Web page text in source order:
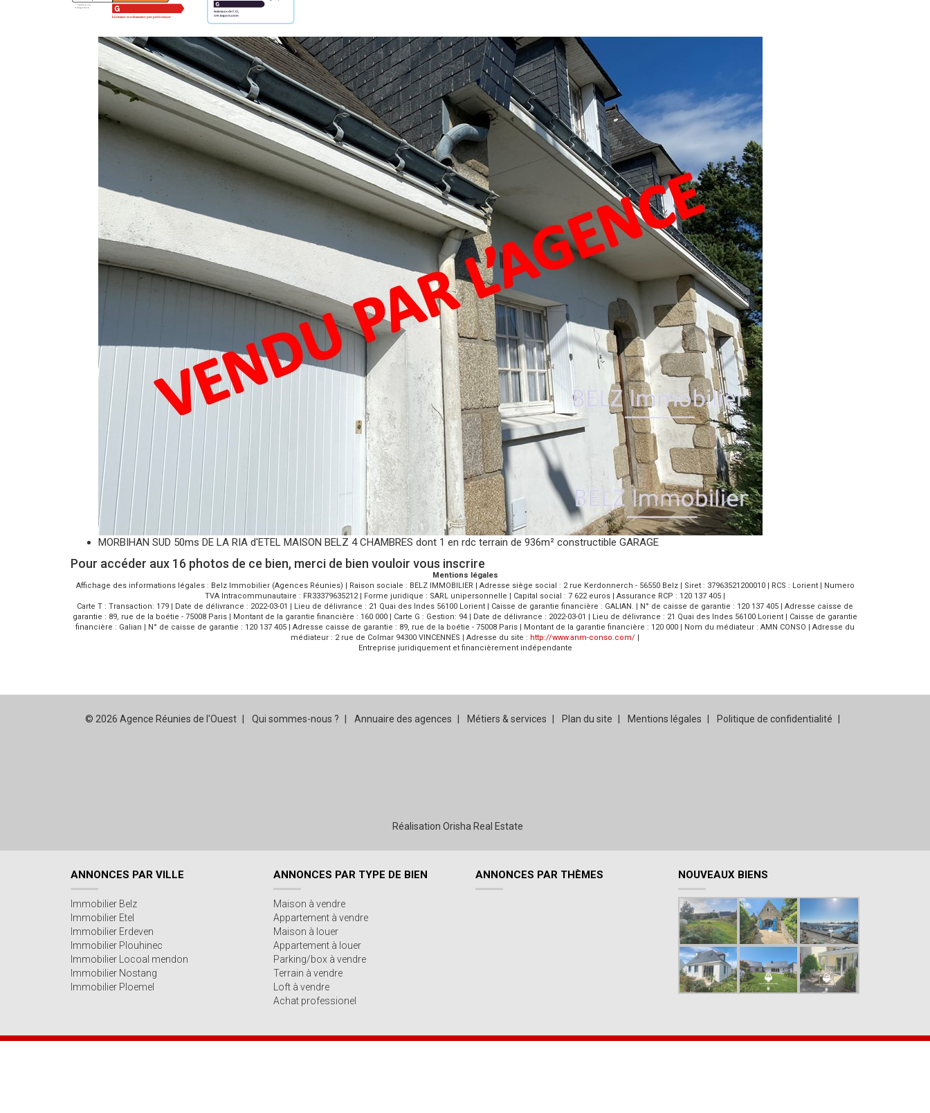
MORBIHAN SUD 50ms DE LA RIA d'ETEL MAISON BELZ 4 CHAMBRES dont 1 en rdc terrain de 936m² constructible GARAGE
Pour accéder aux 16 photos de ce bien, merci de bien vouloir vous inscrire
Mentions légales
Affichage des informations légales : Belz Immobilier (Agences Réunies) | Raison sociale : BELZ IMMOBILIER | Adresse siège social : 2 rue Kerdonnerch - 56550 Belz | Siret : 37963521200010 | RCS : Lorient | Numero
TVA Intracommunautaire : FR33379635212 | Forme juridique : SARL unipersonnelle | Capital social : 7 622 euros | Assurance RCP : 120 137 405 |
Carte T : Transaction: 179 | Date de délivrance : 2022-03-01 | Lieu de délivrance : 21 Quai des Indes 56100 Lorient | Caisse de garantie financière : GALIAN. | N° de caisse de garantie : 120 137 405 | Adresse caisse de
garantie : 89, rue de la boétie - 75008 Paris | Montant de la garantie financière : 160 000 | Carte G : Gestion: 94 | Date de délivrance : 2022-03-01 | Lieu de délivrance : 21 Quai des Indes 56100 Lorient | Caisse de garantie
financière : Galian | N° de caisse de garantie : 120 137 405 | Adresse caisse de garantie : 89, rue de la boétie - 75008 Paris | Montant de la garantie financière : 120 000 | Nom du médiateur : AMN CONSO | Adresse du
médiateur : 2 rue de Colmar 94300 VINCENNES | Adresse du site : http://www.anm-conso.com/ |
Entreprise juridiquement et financièrement indépendante
© 2026 Agence Réunies de l'Ouest Qui sommes-nous ? Annuaire des agences Métiers & services Plan du site Mentions légales Politique de confidentialité
Réalisation Orisha Real Estate
ANNONCES PAR VILLE
Immobilier Belz
Immobilier Etel
Immobilier Erdeven
Immobilier Plouhinec
Immobilier Locoal mendon
Immobilier Nostang
Immobilier Ploemel
ANNONCES PAR TYPE DE BIEN
Maison à vendre
Appartement à vendre
Maison à louer
Appartement à louer
Parking/box à vendre
Terrain à vendre
Loft à vendre
Achat professionel
ANNONCES PAR THÈMES NOUVEAUX BIENS